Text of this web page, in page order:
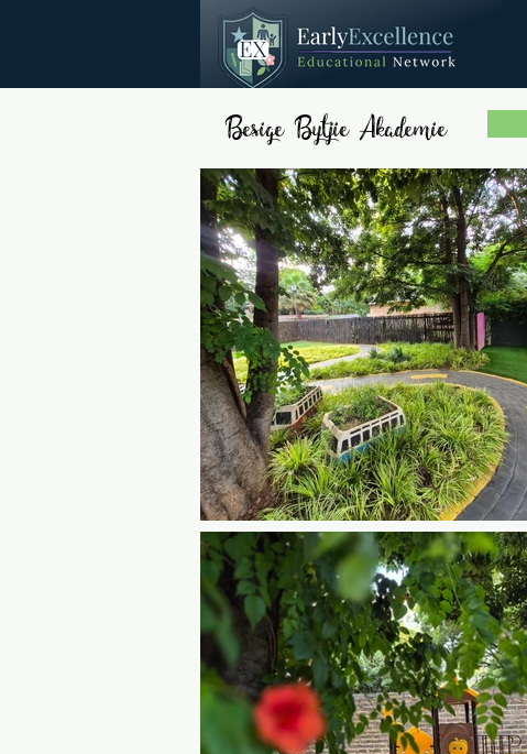
Besige Bytjie Akademie